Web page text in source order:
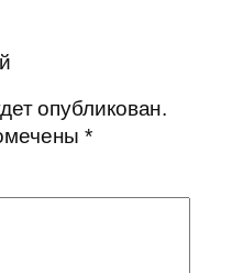
опубликован.
*